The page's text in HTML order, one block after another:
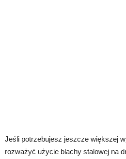
Jeśli potrzebujesz jeszcze większej
rozważyć użycie blachy stalowej na